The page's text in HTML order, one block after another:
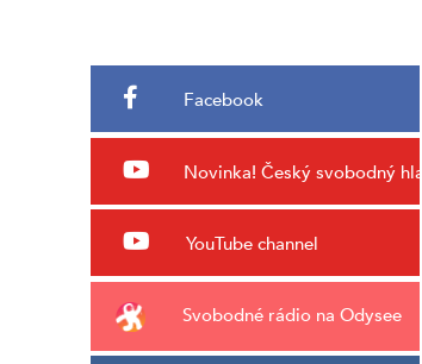
Facebook
Novinka! Český svobodný hlas
YouTube channel
Svobodné rádio na Odysee